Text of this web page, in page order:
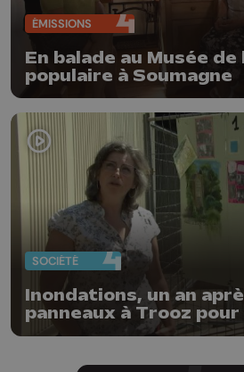
ÉMISSIONS
En balade au Musée de
populaire à Soumagne
SOCIÉTÉ
Inondations, un an
panneaux à Trooz
ne pas oublier